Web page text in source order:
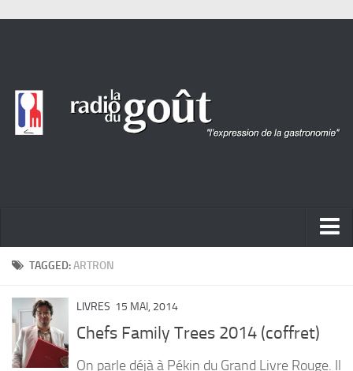
ACTUALITÉ
PORTRAITS
LIVRES
TAGGED:ARTRON
LIVRES 15 MAI, 2014
Chefs Family Trees 2014 (coffret)
On parle déjà à Pékin du Grand Livre Rouge. Il